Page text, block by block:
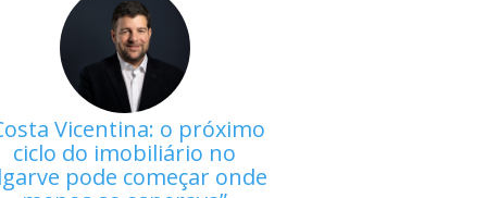
Vicentina: o próximo
ciclo do imobiliário no
pode começar onde